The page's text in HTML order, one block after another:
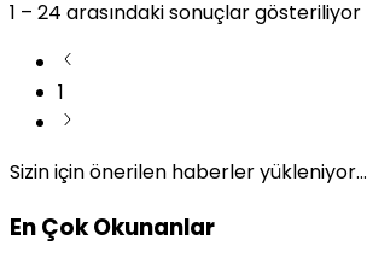
1 – 24 arasındaki sonuçlar gösteriliyor
1
Sizin için önerilen haberler yükleniyor...
En Çok Okunanlar